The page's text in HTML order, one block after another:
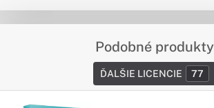
Podobné produkty
ĎALŠIE LICENCIE 77